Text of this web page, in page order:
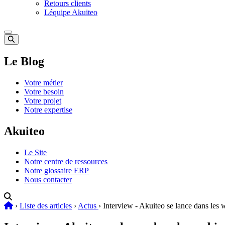
Retours clients
Léquipe Akuiteo
Le Blog
Votre métier
Votre besoin
Votre projet
Notre expertise
Akuiteo
Le Site
Notre centre de ressources
Notre glossaire ERP
Nous contacter
› Liste des articles › Actus › Interview - Akuiteo se lance dans les